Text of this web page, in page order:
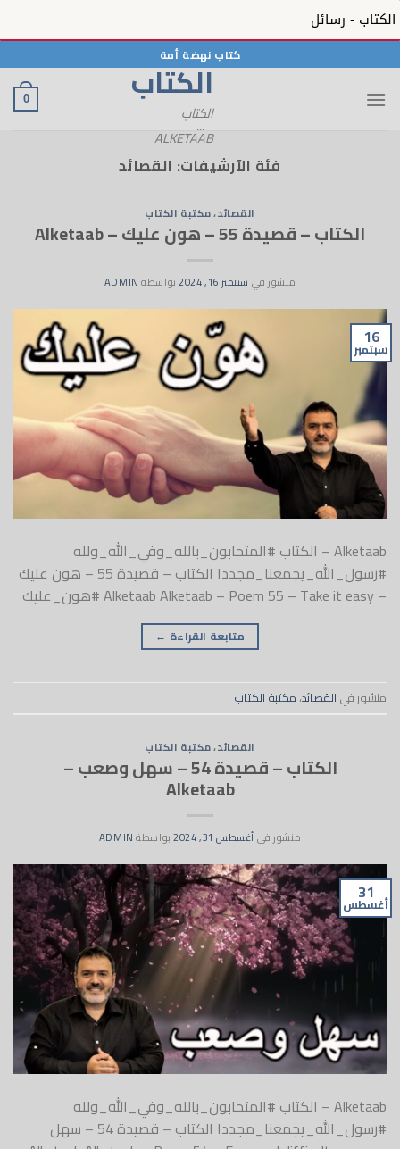
للمحتوى
كتاب نهضة أمة
الكتاب
الكتاب
...
ALKETAAB
0
فئة الآرشيفات: القصائد
القصائد،مكتبة الكتاب
الكتاب – قصيدة 55 – هون عليك – Alketaab
منشور في سبتمبر 16, 2024 بواسطةADMIN
16
سبتمبر
Alketaab – الكتاب #المتحابون_بالله_وفي_الله_ولله
#رسول_الله_يجمعنا_مجددا الكتاب – قصيدة 55 – هون عليك
– Alketaab Alketaab – Poem 55 – Take it easy #هون_عليك
متابعة القراءة ←
منشور في القصائد، مكتبة الكتاب
القصائد،مكتبة الكتاب
الكتاب – قصيدة 54 – سهل وصعب –
Alketaab
منشور فيأغسطس 31, 2024 بواسطةADMIN
31
أغسطس
Alketaab – الكتاب #المتحابون_بالله_وفي_الله_ولله
#رسول_الله_يجمعنا_مجددا الكتاب – قصيدة 54 – سهل